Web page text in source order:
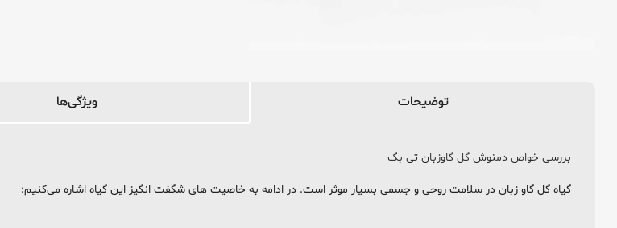
توضیحات ویژگی‌ها
بررسی خواص دمنوش گل گاوزبان تی بگ
گیاه گل گاو زبان در سلامت روحی و جسمی بسیار موثر است. در ادامه به خاصیت های شگفت انگیز این گیاه اشاره می‌کنیم: